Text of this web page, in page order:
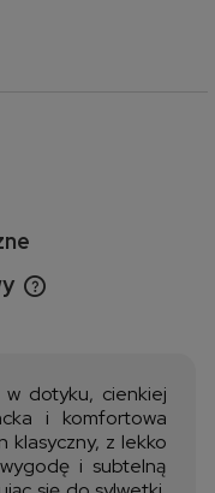
płatności
w dotyku, cienkiej
i komfortowa
klasyczny, z lekko
i subtelną